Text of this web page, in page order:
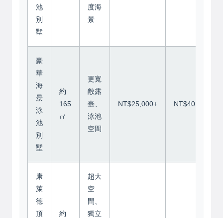
池
別
墅
度海
景
豪
華
海
景
泳
池
別
墅
約
165
㎡
更寬
敞露
臺、
泳池
空間
NT$25,000+ NT$40,000+
康
萊
德
頂
約
超大
空
間、
獨立